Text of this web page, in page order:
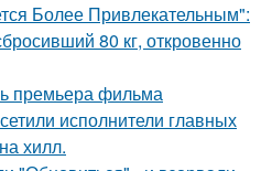
Более Привлекательным":
80 кг, откровенно
премьера фильма
исполнители главных
хилл.